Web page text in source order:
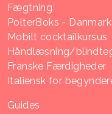
Fægtning
PolterBoks -
Mobilt cocktailkursus
Håndlæsning/
Franske Færdigheder
Italiensk for
Guides